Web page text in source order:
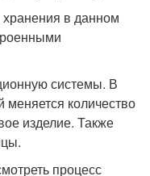
в данном
системы. В
меняется количество
изделие. Также
процесс